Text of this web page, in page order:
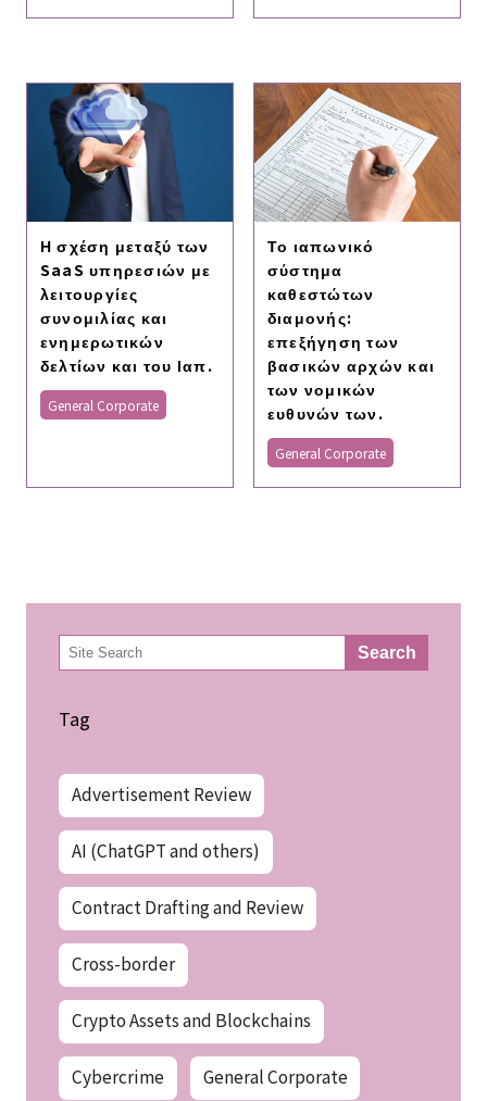
Η σχέση μεταξύ των
SaaS υπηρεσιών με
λειτουργίες
συνομιλίας και
ενημερωτικών
δελτίων και του Ιαπ.
General Corporate
Το ιαπωνικό
σύστημα
καθεστώτων
διαμονής:
επεξήγηση των
βασικών αρχών και
των νομικών
ευθυνών των.
General Corporate
検
索 Search
Tag
Advertisement Review
AI (ChatGPT and others)
Contract Drafting and Review
Cross-border
Crypto Assets and Blockchains
Cybercrime General Corporate